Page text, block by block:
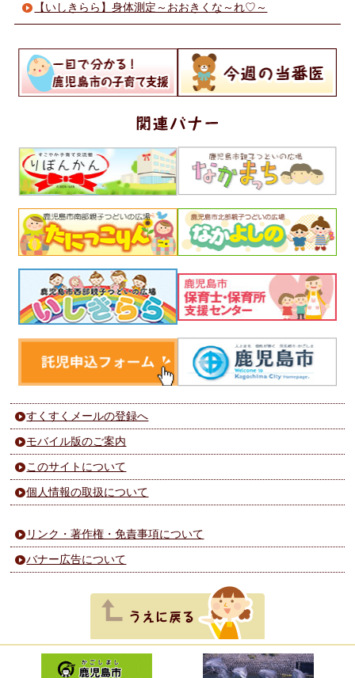
【いしきらら】身体測定～おおきくな～れ♡～
すくすくメールの登録へ
モバイル版のご案内
このサイトについて
個人情報の取扱について
リンク・著作権・免責事項について
バナー広告について